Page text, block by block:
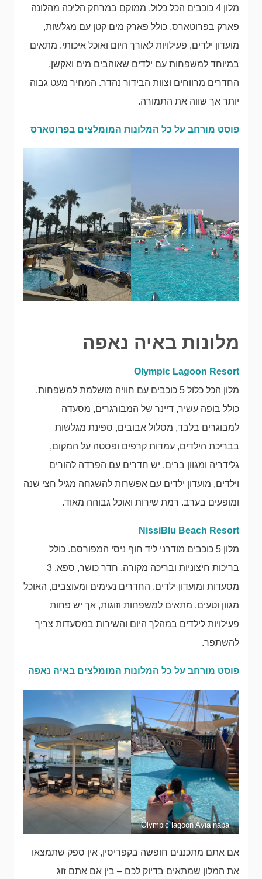
מלון 4 כוכבים הכל כלול, ממוקם במרחק הליכה מהלונה
פארק בפרוטארס. כולל פארק מים קטן עם מגלשות,
מועדון ילדים, פעילויות לאורך היום ואוכל איכותי. מתאים
במיוחד למשפחות עם ילדים שאוהבים מים ואקשן.
החדרים מרווחים וצוות הבידור נהדר. המחיר מעט גבוה
יותר אך שווה את התמורה.
פוסט מורחב על כל המלונות המומלצים בפרוטארס
מלונות באיה נאפה
Olympic Lagoon Resort
מלון הכל כלול 5 כוכבים עם חוויה מושלמת למשפחות.
כולל בופה עשיר, דיינר של המבורגרים, מסעדה
למבוגרים בלבד, מסלול אבובים, ספינת מגלשות
בבריכת הילדים, עמדות קרפים ופסטה על המקום,
גלידריה ומגוון ברים. יש חדרים עם הפרדה להורים
וילדים, מועדון ילדים עם אפשרות להשגחה מגיל חצי שנה
ומופעים בערב. רמת שירות ואוכל גבוהה מאוד.
NissiBlu Beach Resort
מלון 5 כוכבים מודרני ליד חוף ניסי המפורסם. כולל
בריכות חיצוניות ובריכה מקורה, חדר כושר, ספא, 3
מסעדות ומועדון ילדים. החדרים נעימים ומעוצבים, האוכל
מגוון וטעים. מתאים למשפחות וזוגות, אך יש פחות
פעילויות לילדים במהלך היום והשירות במסעדות צריך
להשתפר.
פוסט מורחב על כל המלונות המומלצים באיה נאפה
Olympic lagoon Ayia napa
אם אתם מתכננים חופשה בקפריסין, אין ספק שתמצאו
את המלון שמתאים בדיוק לכם – בין אם אתם זוג